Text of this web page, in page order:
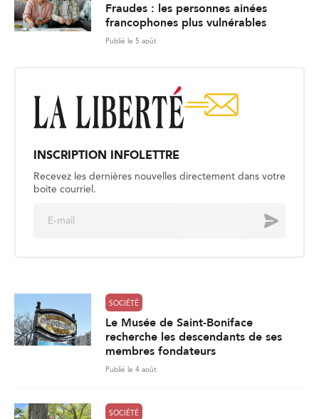
Fraudes : les personnes ainées
francophones plus vulnérables
Publié le 5 août
INSCRIPTION INFOLETTRE
Recevez les dernières nouvelles directement dans votre
boite courriel.
Envoyer
SOCIÉTÉ
Le Musée de Saint-Boniface
recherche les descendants de ses
membres fondateurs
Publié le 4 août
SOCIÉTÉ